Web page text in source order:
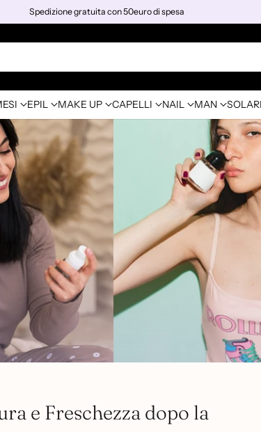
EPIL MAKE UP CAPELLI NAIL MAN SOLARI
e Freschezza dopo la